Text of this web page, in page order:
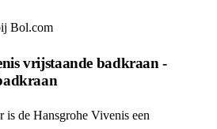
Bol.com
vrijstaande badkraan -
is de Hansgrohe Vivenis een